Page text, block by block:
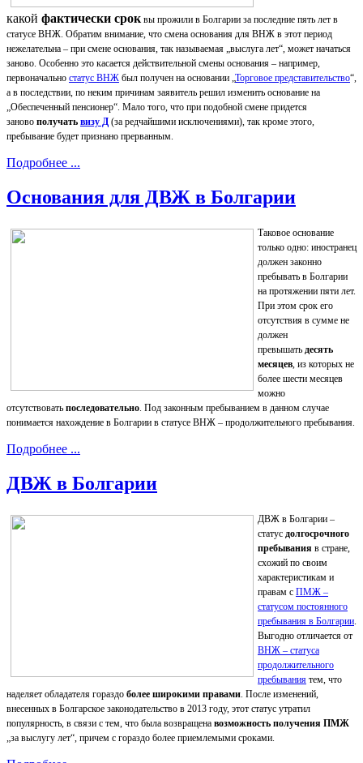
какой фактически сроквы прожили в Болгарии за последние пять лет в
статусе ВНЖ. Обратим внимание, что смена основания для ВНЖ в этот период
нежелательна – при смене основания, так называемая „выслуга лет“, может начаться
заново. Особенно это касается действительной смены основания – например,
первоначально статус ВНЖ был получен на основании „Торговое представительство“,
а в последствии, по неким причинам заявитель решил изменить основание на
„Обеспеченный пенсионер“. Мало того, что при подобной смене придется
заново получать визу Д (за редчайшими исключениями), так кроме этого,
пребывание будет признано прерванным.
Подробнее ...
Основания для ДВЖ в Болгарии
Таковое основание
только одно: иностранец
должен законно
пребывать в Болгарии
на протяжении пяти лет.
При этом срок его
отсутствия в сумме не
должен
превышать десять
месяцев, из которых не
более шести месяцев
можно
отсутствовать последовательно. Под законным пребыванием в данном случае
понимается нахождение в Болгарии в статусе ВНЖ – продолжительного пребывания.
Подробнее ...
ДВЖ в Болгарии
ДВЖ в Болгарии –
статус долгосрочного
пребывания в стране,
схожий по своим
характеристикам и
правам с ПМЖ –
статусом постоянного
пребывания в Болгарии.
Выгодно отличается от
ВНЖ – статуса
продолжительного
пребывания тем, что
наделяет обладателя гораздо более широкими правами. После изменений,
внесенных в Болгарское законодательство в 2013 году, этот статус утратил
популярность, в связи с тем, что была возвращена возможность получения ПМЖ
„за выслугу лет“, причем с гораздо более приемлемыми сроками.